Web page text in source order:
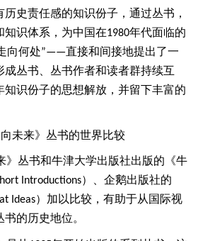
史责任感的知识份子，通过丛书，
知识体系，为中国在1980年代面临的
向何处”——直接和间接地提出了一
成丛书、丛书作者和读者群持续互
知识份子的思想解放，并留下丰富的
向未来》丛书的世界比较
》丛书和牛津大学出版社出版的《牛
Introductions）、企鹅出版社的
Ideas）加以比较，有助于从国际视
的历史地位。